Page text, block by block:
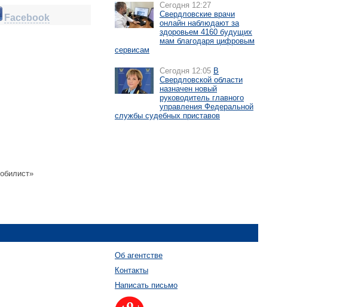
Facebook
Сегодня 12:27
Свердловские врачи
онлайн наблюдают за
здоровьем 4160 будущих
мам благодаря цифровым
сервисам
Сегодня 12:05 В
Свердловской области
назначен новый
руководитель главного
управления Федеральной
службы судебных приставов
Об агентстве
Контакты
Написать письмо